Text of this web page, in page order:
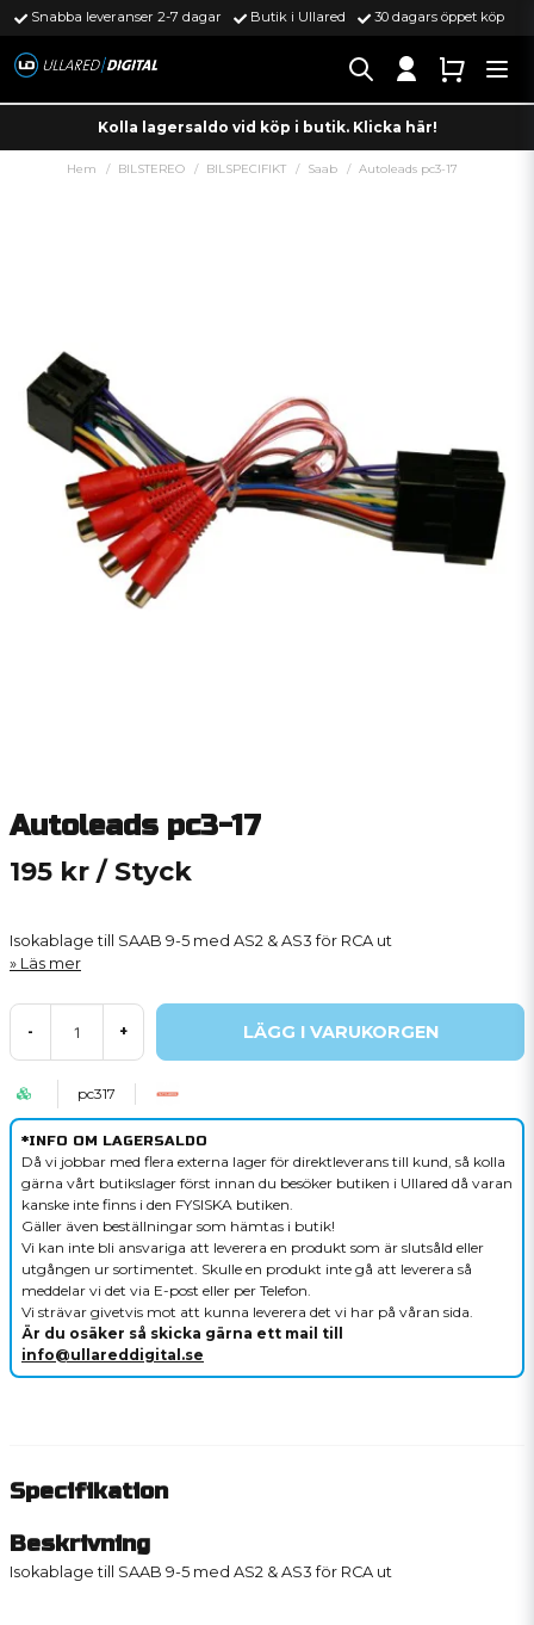
Snabba leveranser 2-7 dagar Butik i Ullared 30 dagars öppet köp
Kolla lagersaldo vid köp i butik. Klicka här!
Hem BILSTEREO BILSPECIFIKT Saab Autoleads pc3-17
Autoleads pc3-17
195 kr / Styck
Isokablage till SAAB 9-5 med AS2 & AS3 för RCA ut
Läs mer
- + LÄGG I VARUKORGEN
pc317
*INFO OM LAGERSALDO
Då vi jobbar med flera externa lager för direktleverans till kund, så kolla
gärna vårt butikslager först innan du besöker butiken i Ullared då varan
kanske inte finns i den FYSISKA butiken.
Gäller även beställningar som hämtas i butik!
Vi kan inte bli ansvariga att leverera en produkt som är slutsåld eller
utgången ur sortimentet. Skulle en produkt inte gå att leverera så
meddelar vi det via E-post eller per Telefon.
Vi strävar givetvis mot att kunna leverera det vi har på våran sida.
Är du osäker så skicka gärna ett mail till
info@ullareddigital.se
Beskrivning
Isokablage till SAAB 9-5 med AS2 & AS3 för RCA ut
Specifikation